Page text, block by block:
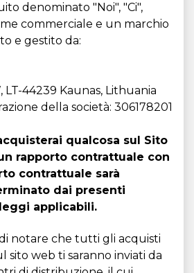
denominato "Noi", "Ci",
commerciale e un marchio
e gestito da:
LT-44239 Kaunas, Lithuania
della società: 306178201
qualcosa sul Sito
rapporto contrattuale con
contrattuale sarà
dai presenti
applicabili.
notare che tutti gli acquisti
sito web ti saranno inviati da